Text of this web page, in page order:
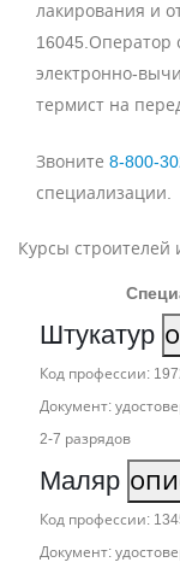
лакирования и
16045.Оператор
электронно-
термист на
Звоните
специализации.
Курсы строителей
Штукатур
Код профессии:
Документ:
2‑7 разрядов
Маляр
Код профессии:
Документ: